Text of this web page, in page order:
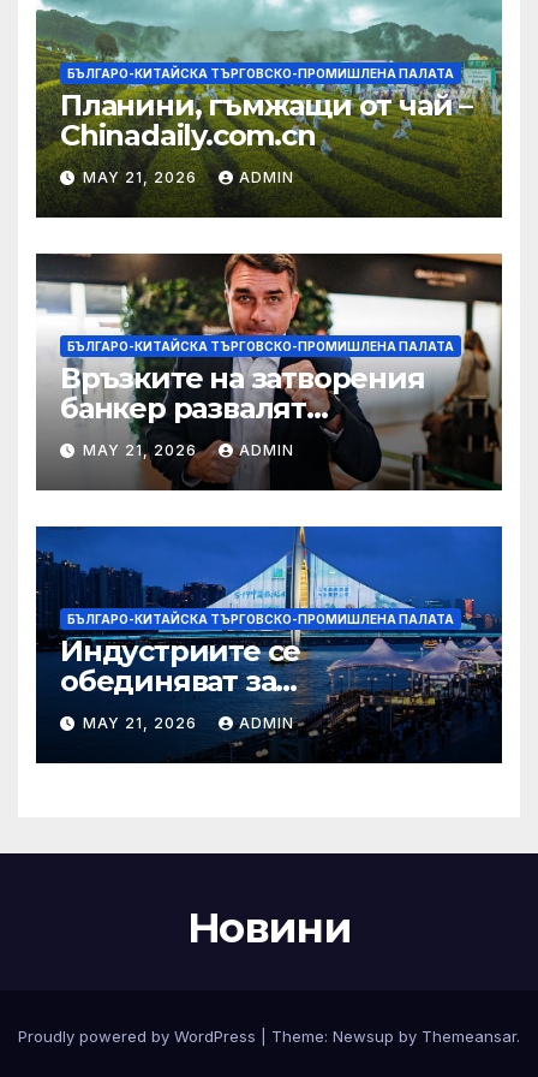
БЪЛГАРО-КИТАЙСКА ТЪРГОВСКО-ПРОМИШЛЕНА ПАЛАТА
Планини, гъмжащи от чай –
Chinadaily.com.cn
MAY 21, 2026 ADMIN
БЪЛГАРО-КИТАЙСКА ТЪРГОВСКО-ПРОМИШЛЕНА ПАЛАТА
Връзките на затворения
банкер развалят
надеждите на Флавио
Болсонаро за президент на
Бразилия
MAY 21, 2026 ADMIN
БЪЛГАРО-КИТАЙСКА ТЪРГОВСКО-ПРОМИШЛЕНА ПАЛАТА
Индустриите се
обединяват за
висококачествен растеж на
културния и
туристическия сектор
MAY 21, 2026 ADMIN
Новини
Proudly powered by WordPress Theme: Newsup by Themeansar.